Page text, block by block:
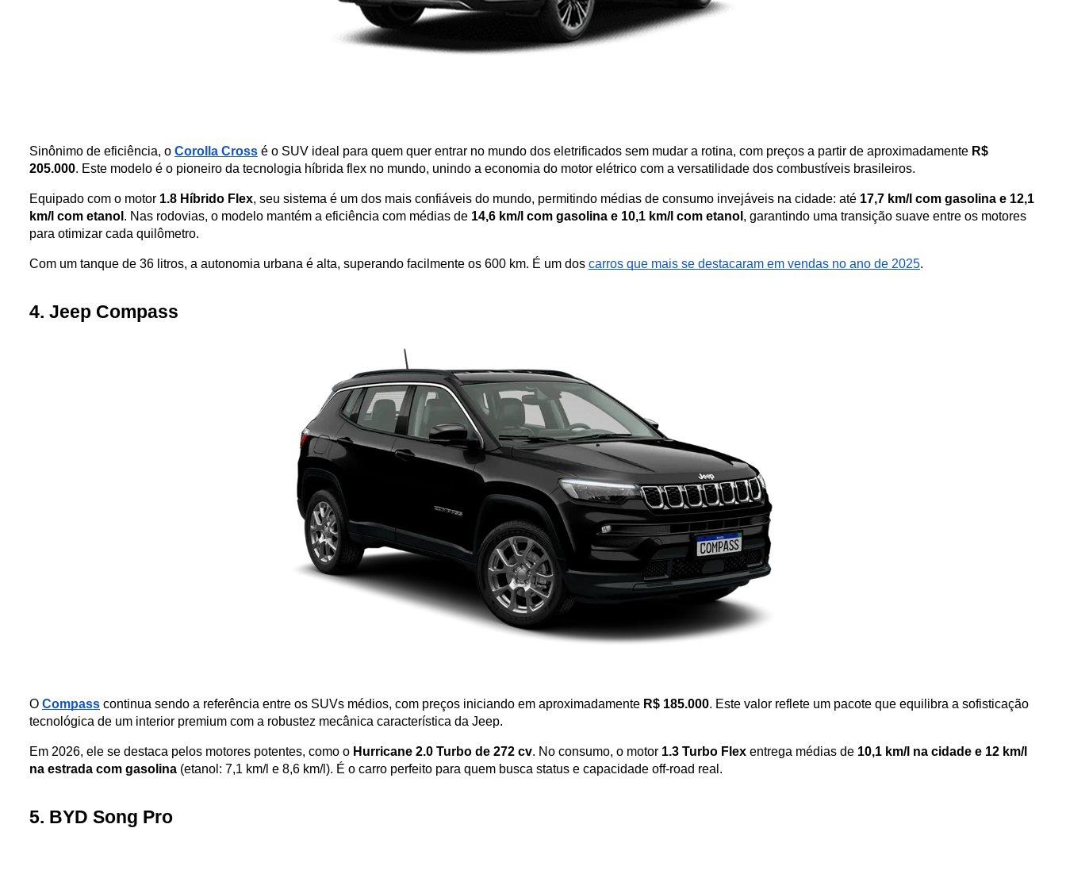
Sinônimo de eficiência, o Corolla Cross é o SUV ideal para quem quer entrar no mundo dos eletrificados sem mudar a rotina, com preços a partir de aproximadamente R$
205.000. Este modelo é o pioneiro da tecnologia híbrida flex no mundo, unindo a economia do motor elétrico com a versatilidade dos combustíveis brasileiros.
Equipado com o motor 1.8 Híbrido Flex, seu sistema é um dos mais confiáveis do mundo, permitindo médias de consumo invejáveis na cidade: até 17,7 km/l com gasolina e 12,1
km/l com etanol . Nas rodovias, o modelo mantém a eficiência com médias de 14,6 km/l com gasolina e 10,1 km/l com etanol , garantindo uma transição suave entre os motores
para otimizar cada quilômetro.
Com um tanque de 36 litros, a autonomia urbana é alta, superando facilmente os 600 km. É um dos carros que mais se destacaram em vendas no ano de 2025.
4. Jeep Compass
O Compass continua sendo a referência entre os SUVs médios, com preços iniciando em aproximadamente R$ 185.000. Este valor reflete um pacote que equilibra a sofisticação
tecnológica de um interior premium com a robustez mecânica característica da Jeep.
Em 2026, ele se destaca pelos motores potentes, como o Hurricane 2.0 Turbo de 272 cv. No consumo, o motor 1.3 Turbo Flex entrega médias de 10,1 km/l na cidade e 12 km/l
na estrada com gasolina (etanol: 7,1 km/l e 8,6 km/l). É o carro perfeito para quem busca status e capacidade off-road real.
5. BYD Song Pro